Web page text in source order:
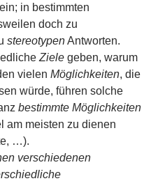
in bestimmten
doch zu
stereotypenAntworten.
Ziele geben, warum
vielen Möglichkeiten, die
würde, führen solche
bestimmte Möglichkeiten
am meisten zu dienen
…).
verschiedenen